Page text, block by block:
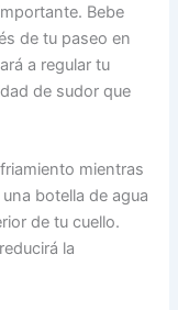
Bebe
de tu paseo en
a regular tu
de sudor que
mientras
botella de agua
de tu cuello.
la